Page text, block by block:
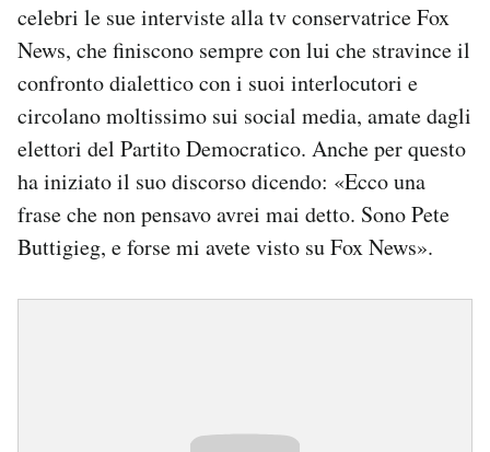
celebri le sue interviste alla tv conservatrice Fox
News, che finiscono sempre con lui che stravince il
confronto dialettico con i suoi interlocutori e
circolano moltissimo sui social media, amate dagli
elettori del Partito Democratico. Anche per questo
ha iniziato il suo discorso dicendo: «Ecco una
frase che non pensavo avrei mai detto. Sono Pete
Buttigieg, e forse mi avete visto su Fox News».